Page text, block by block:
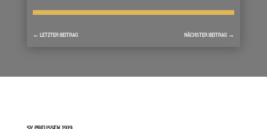
← LETZTER BEITRAG NÄCHSTER BEITRAG →